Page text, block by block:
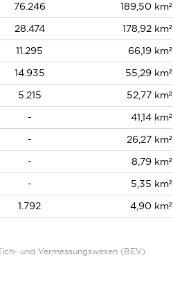
76.246 189,50 km²
28.474 178,92 km²
11.295 66,19 km²
14.935 55,29 km²
5.215 52,77 km²
- 41,14 km²
- 26,27 km²
- 8,79 km²
- 5,35 km²
1.792 4,90 km²
und Vermessungswesen (BEV)